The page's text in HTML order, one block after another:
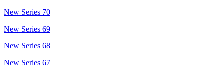
New Series 70
New Series 69
New Series 68
New Series 67